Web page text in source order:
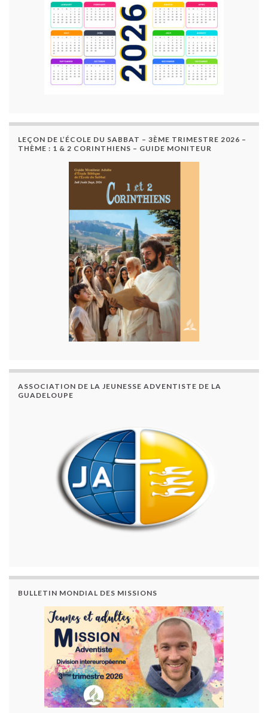
LEÇON DE L’ÉCOLE DU SABBAT – 3ÈME TRIMESTRE 2026 –
THÈME : 1 & 2 CORINTHIENS – GUIDE MONITEUR
ASSOCIATION DE LA JEUNESSE ADVENTISTE DE LA
GUADELOUPE
BULLETIN MONDIAL DES MISSIONS